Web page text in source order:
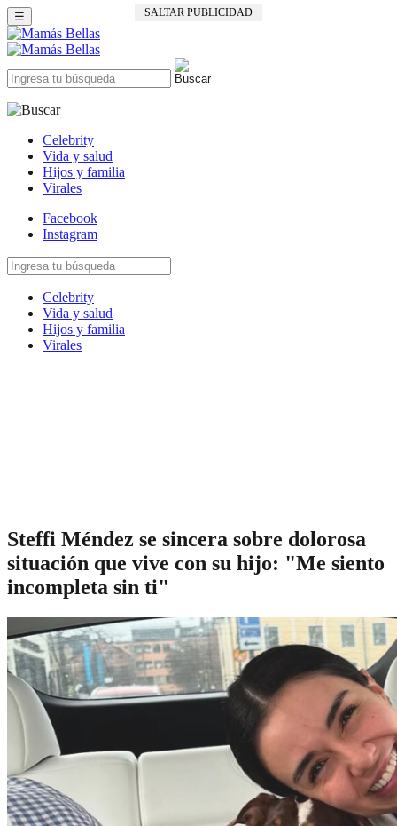
SALTAR PUBLICIDAD
☰
Celebrity
Vida y salud
Hijos y familia
Virales
Facebook
Instagram
Celebrity
Vida y salud
Hijos y familia
Virales
Steffi Méndez se sincera sobre dolorosa
situación que vive con su hijo: "Me siento
incompleta sin ti"